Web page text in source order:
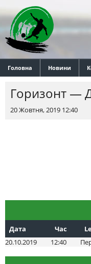
Головна Новини
Горизонт —
20 Жовтня, 2019 12:40
Дата Час
20.10.2019
12:40